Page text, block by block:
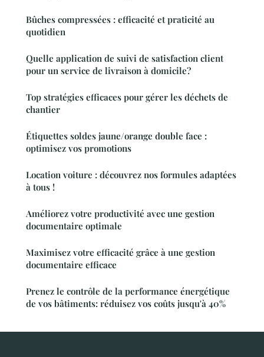
Bûches compressées : efficacité et praticité au
quotidien
Quelle application de suivi de satisfaction client
pour un service de livraison à domicile?
Top stratégies efficaces pour gérer les déchets de
chantier
Étiquettes soldes jaune/orange double face :
optimisez vos promotions
Location voiture : découvrez nos formules adaptées
à tous !
Améliorez votre productivité avec une gestion
documentaire optimale
Maximisez votre efficacité grâce à une gestion
documentaire efficace
Prenez le contrôle de la performance énergétique
de vos bâtiments: réduisez vos coûts jusqu'à 40%